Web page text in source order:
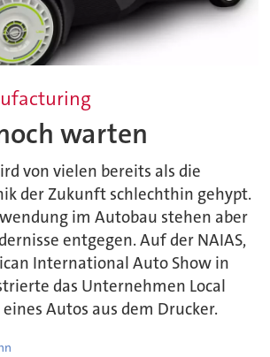
warten
von vielen bereits als die
der Zukunft schlechthin gehypt.
im Autobau stehen aber
entgegen. Auf der NAIAS,
International Auto Show in
das Unternehmen Local
Autos aus dem Drucker.